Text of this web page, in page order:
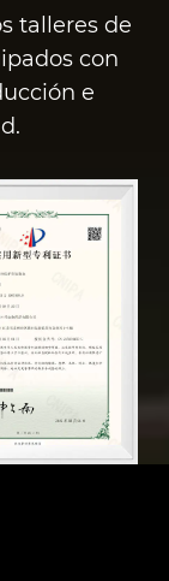
para
talleres de
con
e